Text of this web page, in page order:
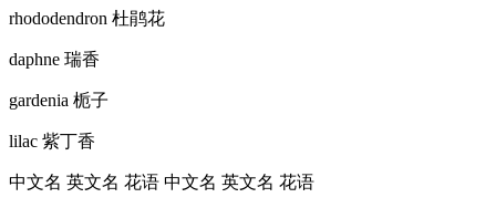
rhododendron 杜鹃花
daphne 瑞香
gardenia 栀子
lilac 紫丁香
中文名 英文名 花语 中文名 英文名 花语